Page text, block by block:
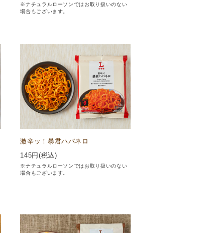
※ナチュラルローソンではお取り扱いのない
場合もございます。
激辛ッ！暴君ハバネロ
145円(税込)
※ナチュラルローソンではお取り扱いのない
場合もございます。